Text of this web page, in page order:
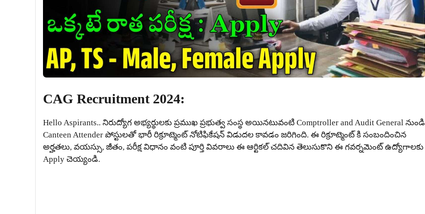
CAG Recruitment 2024:
Hello Aspirants.. నిరుద్యోగ అభ్యర్థులకు ప్రముఖ ప్రభుత్వ సంస్థ అయినటువంటి Comptroller and Audit General నుండి
Canteen Attender పోస్టులతో భారీ రిక్రూట్మెంట్ నోటిఫికేషన్ విడుదల కావడం జరిగింది. ఈ రిక్రూట్మెంట్ కి సంబందించిన
అర్హతలు, వయస్సు, జీతం, పరీక్ష విధానం వంటి పూర్తి వివరాలు ఈ ఆర్టికల్ చదివిన తెలుసుకొని ఈ గవర్నమెంట్ ఉద్యోగాలకు
Apply చెయ్యండి.